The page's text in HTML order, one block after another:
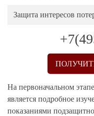
Защита интересов
На первоначальном
является подробное
показаниями